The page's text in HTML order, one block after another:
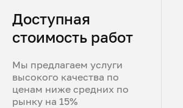
Доступная
стоимость работ
Мы предлагаем услуги
высокого качества по
ценам ниже средних по
рынку на 15%